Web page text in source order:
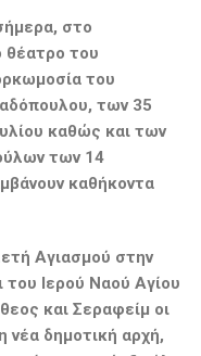
στο
θέατρο του
του
των 35
καθώς και των
των 14
καθήκοντα
Αγιασμού στην
του Ιερού Ναού Αγίου
και Σεραφείμ οι
νέα δημοτική αρχή,